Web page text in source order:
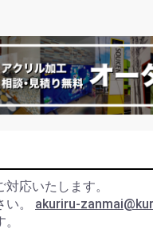
応いたします。
。 akuriru-